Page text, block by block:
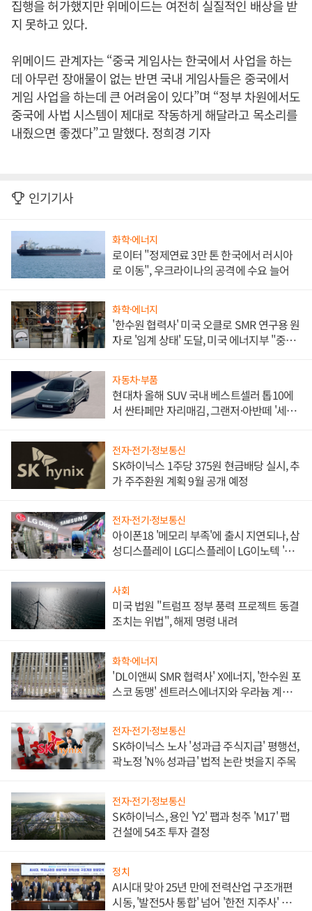
집행을 허가했지만 위메이드는 여전히 실질적인 배상을 받
지 못하고 있다.
위메이드 관계자는 “중국 게임사는 한국에서 사업을 하는
데 아무런 장애물이 없는 반면 국내 게임사들은 중국에서
게임 사업을 하는데 큰 어려움이 있다”며 “정부 차원에서도
중국에 사법 시스템이 제대로 작동하게 해달라고 목소리를
내줬으면 좋겠다”고 말했다. 정희경 기자
인기기사
화학·에너지
로이터 "정제연료 3만 톤 한국에서 러시아
로 이동", 우크라이나의 공격에 수요 늘어
화학·에너지
'한수원 협력사' 미국 오클로 SMR 연구용 원
자로 '임계 상태' 도달, 미국 에너지부 "중요
자동차·부품
현대차 올해 SUV 국내 베스트셀러 톱10에
서 싼타페만 자리매김, 그랜저·아반떼 '세단
전자·전기·정보통신
SK하이닉스 1주당 375원 현금배당 실시, 추
가 주주환원 계획 9월 공개 예정
전자·전기·정보통신
아이폰18 '메모리 부족'에 출시 지연되나, 삼
성디스플레이 LG디스플레이 LG이노텍 '탈
사회
미국 법원 "트럼프 정부 풍력 프로젝트 동결
조치는 위법", 해제 명령 내려
화학·에너지
'DL이앤씨 SMR 협력사' X에너지, '한수원 포
스코 동맹' 센트러스에너지와 우라늄 계약
전자·전기·정보통신
SK하이닉스 노사 '성과급 주식지급' 평행선,
곽노정 'N% 성과급' 법적 논란 벗을지 주목
전자·전기·정보통신
SK하이닉스, 용인 'Y2' 팹과 청주 'M17' 팹
건설에 54조 투자 결정
정치
AI시대 맞아 25년 만에 전력산업 구조개편
시동, '발전5사 통합' 넘어 '한전 지주사' 재편